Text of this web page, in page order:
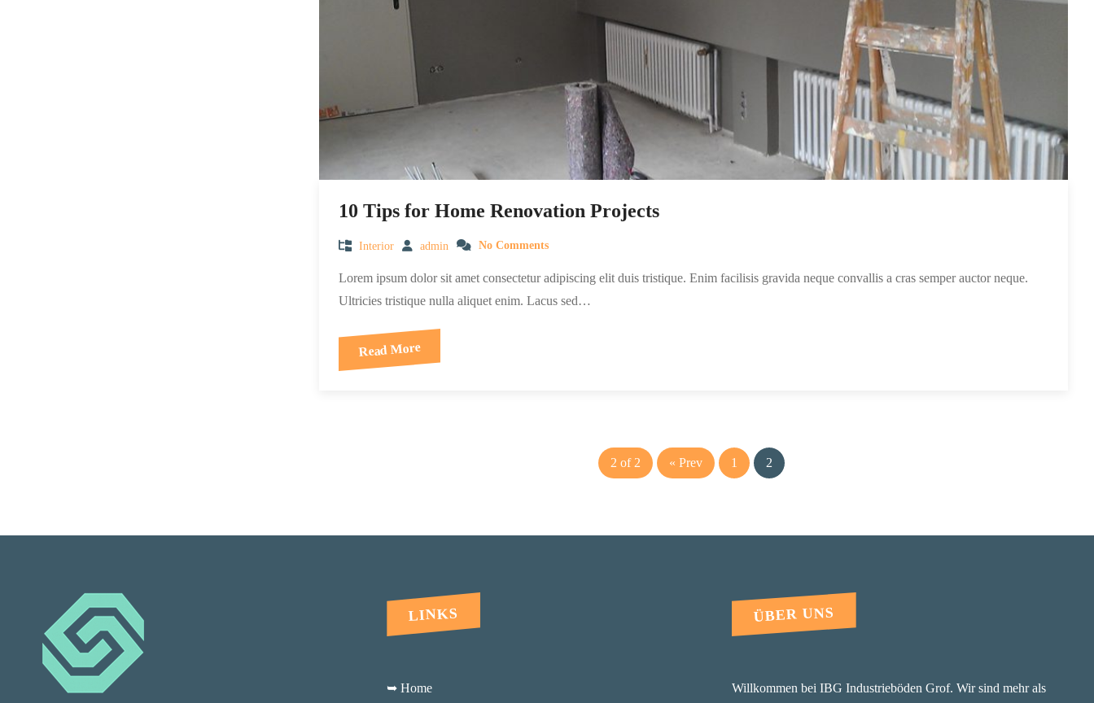
10 Tips for Home Renovation Projects
Interior admin No Comments
Lorem ipsum dolor sit amet consectetur adipiscing elit duis tristique. Enim facilisis gravida neque convallis a cras semper auctor neque.
Ultricies tristique nulla aliquet enim. Lacus sed…
Read More
2 of 2 « Prev 1 2
LINKS
➥ Home
ÜBER UNS
Willkommen bei IBG Industrieböden Grof. Wir sind mehr als